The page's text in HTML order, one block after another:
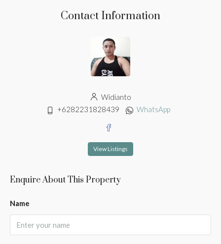
Contact Information
Widianto
+6282231828439
WhatsApp
View Listings
Enquire About This Property
Name